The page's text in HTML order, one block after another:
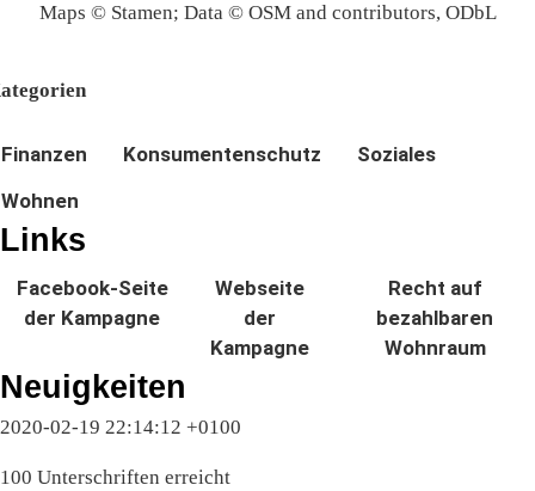
Maps © Stamen; Data © OSM and contributors, ODbL
Finanzen Konsumentenschutz
Soziales
Wohnen
Links
Facebook-Seite
der Kampagne
Webseite
der
Kampagne
Recht auf
bezahlbaren
Wohnraum
Neuigkeiten
2020-02-19 22:14:12 +0100
100 Unterschriften erreicht